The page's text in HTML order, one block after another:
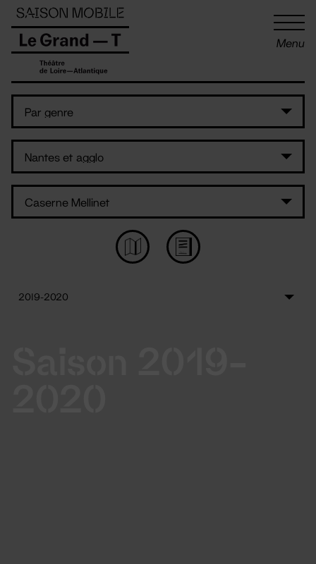
Menu
Panneau de gestion des cookies